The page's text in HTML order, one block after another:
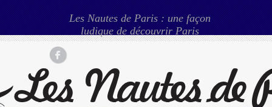
Les Nautes de Paris : une façon
ludique de découvrir Paris